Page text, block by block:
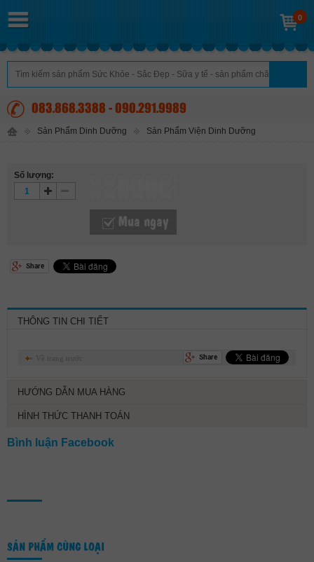
0
083.868.3388 - 090.291.9989
Sản Phẩm Dinh Dưỡng Sản Phẩm Viện Dinh Dưỡng
Số lượng:
Mua ngay
THÔNG TIN CHI TIẾT
Về trang trước
HƯỚNG DẪN MUA HÀNG
HÌNH THỨC THANH TOÁN
Bình luận Facebook
SẢN PHẨM CÙNG LOẠI